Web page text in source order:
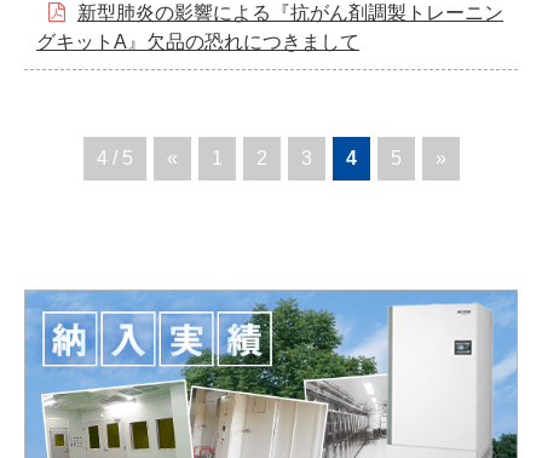
新型肺炎の影響による『抗がん剤調製トレーニン
グキットA』欠品の恐れにつきまして
4 / 5 « 1 2 3 4 5 »